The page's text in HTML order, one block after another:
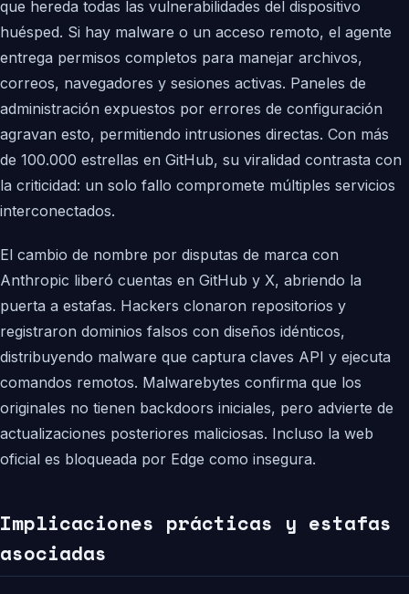
que hereda todas las vulnerabilidades del dispositivo
huésped. Si hay malware o un acceso remoto, el agente
entrega permisos completos para manejar archivos,
correos, navegadores y sesiones activas. Paneles de
administración expuestos por errores de configuración
agravan esto, permitiendo intrusiones directas. Con más
de 100.000 estrellas en GitHub, su viralidad contrasta con
la criticidad: un solo fallo compromete múltiples servicios
interconectados.
El cambio de nombre por disputas de marca con
Anthropic liberó cuentas en GitHub y X, abriendo la
puerta a estafas. Hackers clonaron repositorios y
registraron dominios falsos con diseños idénticos,
distribuyendo malware que captura claves API y ejecuta
comandos remotos. Malwarebytes confirma que los
originales no tienen backdoors iniciales, pero advierte de
actualizaciones posteriores maliciosas. Incluso la web
oficial es bloqueada por Edge como insegura.
Implicaciones prácticas y estafas
asociadas